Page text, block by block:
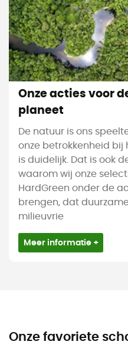
Onze acties voor
planeet
De natuur is ons
onze betrokkenheid bij
is duidelijk. Dat is ook
waarom wij onze
HardGreen onder de
brengen, dat
milieuvrie
Meer informatie +
Onze favoriete